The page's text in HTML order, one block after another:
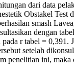
dari data
Obstakel Test
smash
dengan
r tabel = 0,391.
setelah
penelitian ini,